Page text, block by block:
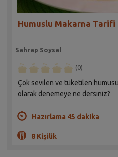
Humuslu Makarna Tarifi
Sahrap Soysal
(0)
Çok sevilen ve tüketilen
olarak denemeye ne dersiniz?
Hazırlama 45 dakika
8 Kişilik